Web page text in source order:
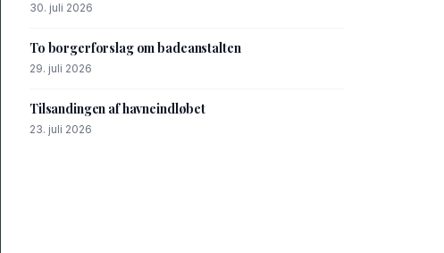
30. juli 2026
To borgerforslag om badeanstalten
29. juli 2026
Tilsandingen af havneindløbet
23. juli 2026